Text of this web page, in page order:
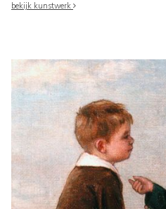
bekijk kunstwerk